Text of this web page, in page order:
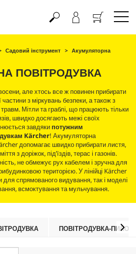
Садовий інструмент
Акумуляторна
ПОВІТРОДУВКА
але хтось все ж повинен прибирати
частини з міркувань безпеки, а також з
Мітли та граблі, що працюють тільки
швидко досягають межі своїх
завдяки потужним
Kärcher! Акумуляторна
допомагає швидко прибирати листя,
з доріжок, під’їздів, терас і газонів.
не обмежує рух кабелем і зручна для
територією. У лінійці Kärcher
для спрямованого видування, так і моделі
всмоктування та мульчування.
ПОВІТРОДУВКА-